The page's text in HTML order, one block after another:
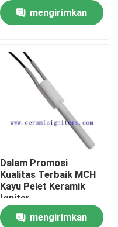
mengirimkan
Dalam Promosi
Kualitas Terbaik MCH
Kayu Pelet Keramik
Igniter
mengirimkan